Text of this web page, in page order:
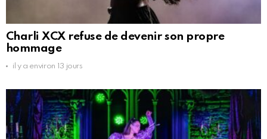
Charli XCX refuse de devenir son propre
hommage
il y a environ 13 jours